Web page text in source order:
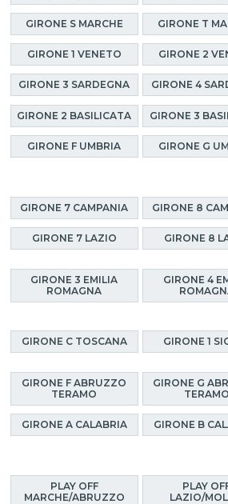
GIRONE S MARCHE GIRONE T
GIRONE 1 VENETO GIRONE 2
GIRONE 3 SARDEGNA GIRONE 4
GIRONE 2 BASILICATA GIRONE 3
GIRONE F UMBRIA GIRONE G
GIRONE 7 CAMPANIA GIRONE 8
GIRONE 7 LAZIO GIRONE 8
GIRONE 3 EMILIA
ROMAGNA
GIRONE 4
GIRONE C TOSCANA GIRONE 1
GIRONE F ABRUZZO
TERAMO
GIRONE G
TERAMO
GIRONE A CALABRIA GIRONE B
PLAY OFF
MARCHE/ABRUZZO
PLAY
LAZIO/